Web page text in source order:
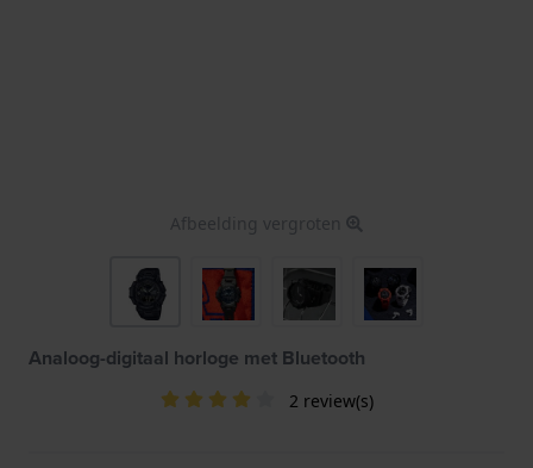
Afbeelding vergroten
Analoog-digitaal horloge met Bluetooth
2 review(s)